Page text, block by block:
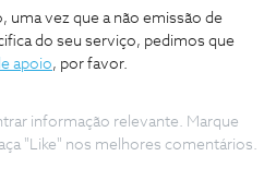
uma vez que a não emissão de
do seu serviço, pedimos que
apoio, por favor.
informação relevante. Marque
"Like" nos melhores comentários.